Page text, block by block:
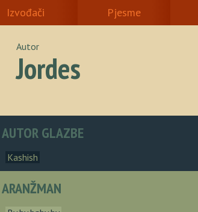
Izvođači Pjesme
Autor
Jordes
AUTOR GLAZBE
Kashish
ARANŽMAN